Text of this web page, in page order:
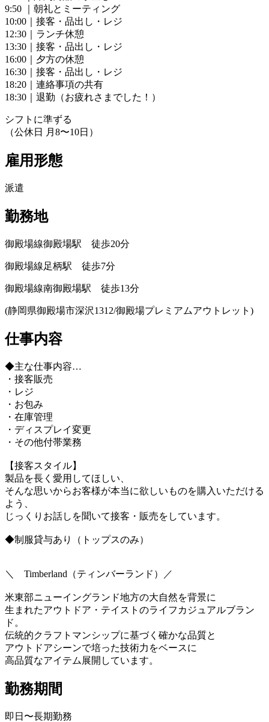
9:50 ｜朝礼とミーティング
10:00｜接客・品出し・レジ
12:30｜ランチ休憩
13:30｜接客・品出し・レジ
16:00｜夕方の休憩
16:30｜接客・品出し・レジ
18:20｜連絡事項の共有
18:30｜退勤（お疲れさまでした！）
シフトに準ずる
（公休日 月8〜10日）
雇用形態
派遣
勤務地
御殿場線御殿場駅 徒歩20分
御殿場線足柄駅 徒歩7分
御殿場線南御殿場駅 徒歩13分
(静岡県御殿場市深沢1312/御殿場プレミアムアウトレット)
仕事内容
◆主な仕事内容…
・接客販売
・レジ
・お包み
・在庫管理
・ディスプレイ変更
・その他付帯業務
【接客スタイル】
製品を長く愛用してほしい、
そんな思いからお客様が本当に欲しいものを購入いただける
よう、
じっくりお話しを聞いて接客・販売をしています。
◆制服貸与あり（トップスのみ）
＼ Timberland（ティンバーランド）／
米東部ニューイングランド地方の大自然を背景に
生まれたアウトドア・テイストのライフカジュアルブラン
ド。
伝統的クラフトマンシップに基づく確かな品質と
アウトドアシーンで培った技術力をベースに
高品質なアイテム展開しています。
勤務期間
即日〜長期勤務